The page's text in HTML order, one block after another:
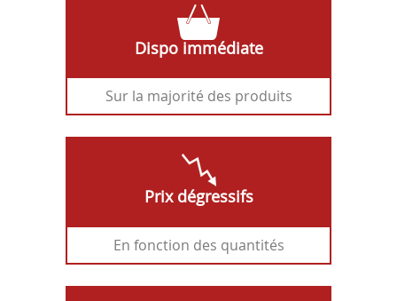
Dispo immédiate
Sur la majorité des produits
Prix dégressifs
En fonction des quantités